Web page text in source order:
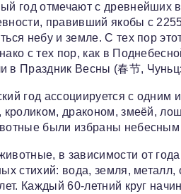
год отмечают с
правивший якобы с
небу и земле. С тех пор
с тех пор, как в
в Праздник Весны (春节,
год ассоциируется с одним
кроликом, драконом, змеёй,
были избраны
в зависимости от
стихий: вода, земля,
Каждый 60-летний круг